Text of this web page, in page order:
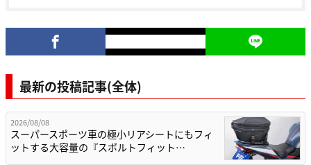
最新の投稿記事(全体)
2026/08/08
スーパースポーツ車の極小リアシートにもフィ
ットする大容量の『スポルトフィット…